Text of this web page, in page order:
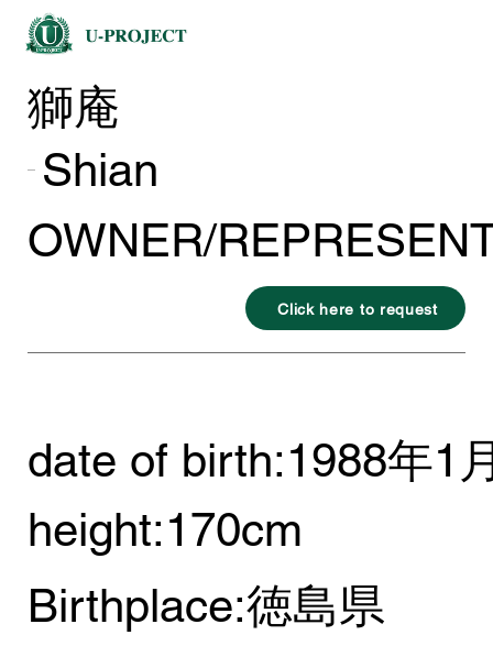
獅庵
Shian
OWNER/
Click here to request
date of birth:1988年1
height:170cm
Birthplace:徳島県